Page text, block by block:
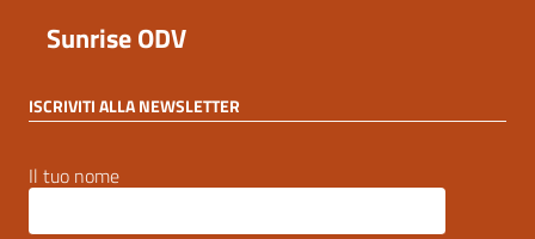
Sunrise ODV
ISCRIVITI ALLA NEWSLETTER
Il tuo nome